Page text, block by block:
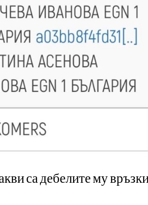
са дебелите му